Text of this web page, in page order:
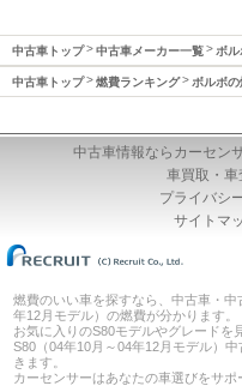
中古車トップ 中古車メーカー一覧 ボ
中古車トップ 燃費ランキング ボルボ
中古車情報ならカーセン
車買取・車
プライバシ
サイトマ
燃費のいい車を探すなら、中古車・
年12月モデル）の燃費が分かります。
お気に入りのS80モデルやグレードを
S80（04年10月～04年12月モデル）
きます。
カーセンサーはあなたの車選びをサポ